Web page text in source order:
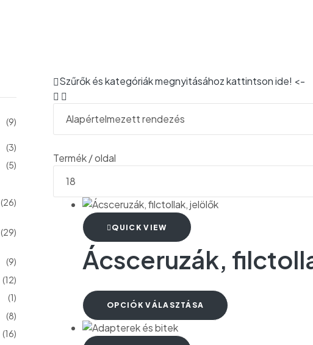
Szűrők és kategóriák megnyitásához kattintson ide! <-
Termék / oldal
QUICK VIEW
Ácsceruzák,
OPCIÓK VÁLASZTÁSA
(9)
(3)
(5)
(26)
(29)
(9)
(12)
(1)
(8)
(16)